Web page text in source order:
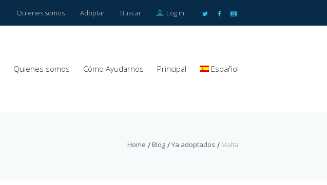
Quienes somos Adoptar Buscar Log in
Quienes somos Cómo Ayudarnos Principal Español
Home Blog Ya adoptados Malta